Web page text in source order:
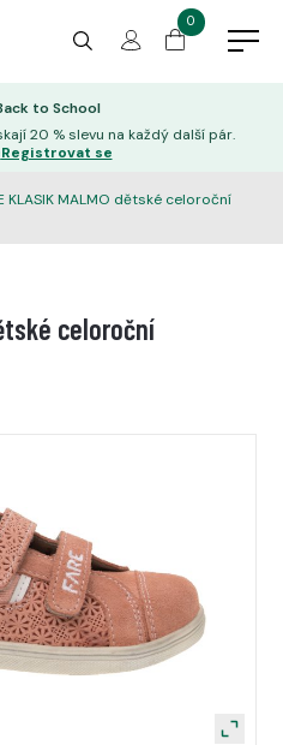
0
to School
20 % slevu na každý další pár.
Registrovat se
KLASIK MALMO dětské celoroční
celoroční